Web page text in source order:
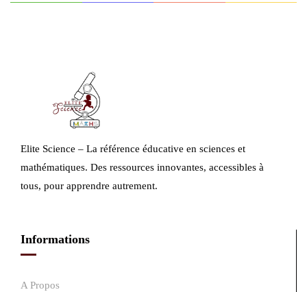
Elite Science – La référence éducative en sciences et
mathématiques. Des ressources innovantes, accessibles à
tous, pour apprendre autrement.
Informations
A Propos